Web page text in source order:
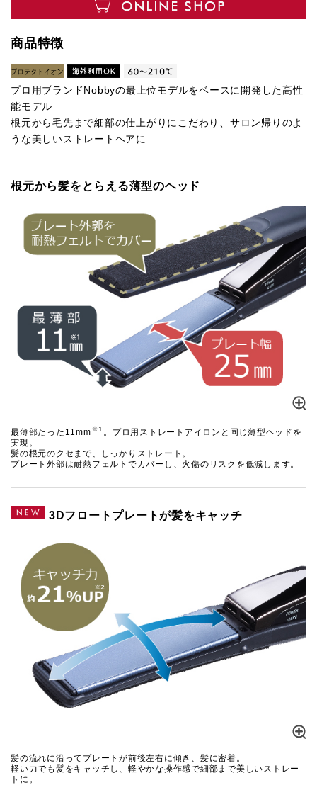
商品特徴
プロ用ブランドNobbyの最上位モデルをベースに開発した高性
能モデル
根元から毛先まで細部の仕上がりにこだわり、サロン帰りのよ
うな美しいストレートヘアに
根元から髪をとらえる薄型のヘッド
最薄部たった11mm※1 。プロ用ストレートアイロンと同じ薄型ヘッドを
実現。
髪の根元のクセまで、しっかりストレート。
プレート外部は耐熱フェルトでカバーし、火傷のリスクを低減します。
3Dフロートプレートが髪をキャッチ
髪の流れに沿ってプレートが前後左右に傾き、髪に密着。
軽い力でも髪をキャッチし、軽やかな操作感で細部まで美しいストレー
トに。